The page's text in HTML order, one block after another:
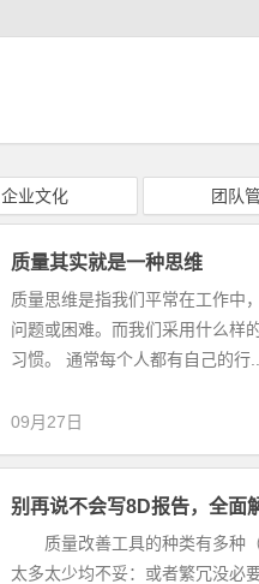
企业文化 团队
质量其实就是一种思维
质量思维是指我们平常在工作中
问题或困难。而我们采用什么样
习惯。 通常每个人都有自己的行...
09月27日
别再说不会写8D报告，全面
质量改善工具的种类有多种（
太多太少均不妥：或者繁冗没必